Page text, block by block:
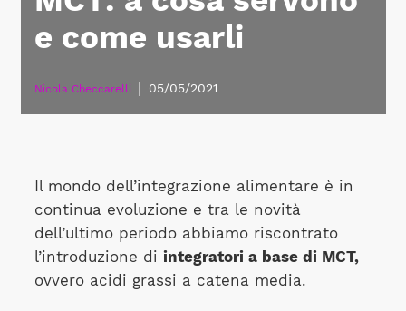
e come usarli
Nicola Checcarelli 05/05/2021
Il mondo dell’integrazione alimentare è in
continua evoluzione e tra le novità
dell’ultimo periodo abbiamo riscontrato
l’introduzione di integratori a base di MCT,
ovvero acidi grassi a catena media.